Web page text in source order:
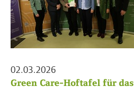
02.03.2026
Green Care-Hoftafel für das